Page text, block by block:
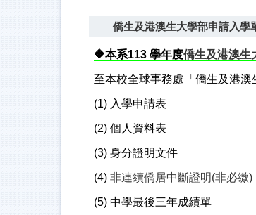
僑生及港澳生大學部申請入學
🔶本系113 學年度僑生及港澳生
至本校全球事務處「僑生及港
(1) 入學申請表
(2) 個人資料表
(3) 身分證明文件
(4) 非連續僑居中斷證明(非必繳)
(5) 中學最後三年成績單